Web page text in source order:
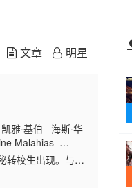
文章 明星
雅·基伯 海斯·华
Malahias
校生出现。与此
瞬间变成挥之不